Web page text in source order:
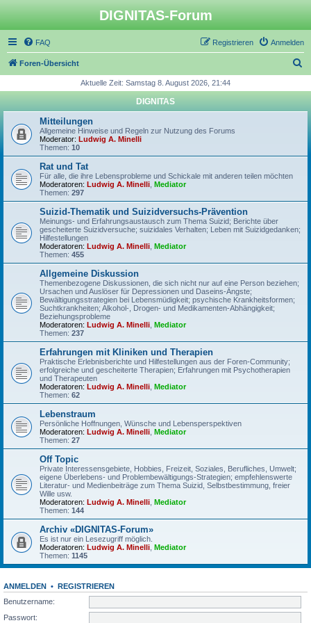
DIGNITAS-Forum
FAQ Anmelden
Registrieren
Foren-Übersicht
h
Aktuelle Zeit: Samstag 8. August 2026, 21:44
DIGNITAS
Mitteilungen
Allgemeine Hinweise und Regeln zur Nutzung des Forums
Moderator: Ludwig A. Minelli
Themen: 10
Rat und Tat
Für alle, die ihre Lebensprobleme und Schickale mit anderen teilen möchten
Moderatoren: Ludwig A. Minelli Mediator
Themen: 297
Suizid-Thematik und Suizidversuchs-Prävention
Meinungs- und Erfahrungsaustausch zum Thema Suizid; Berichte über
gescheiterte Suizidversuche; suizidales Verhalten; Leben mit Suizidgedanken;
Hilfestellungen
Moderatoren: Ludwig A. Minelli Mediator
Themen: 455
Allgemeine Diskussion
Themenbezogene Diskussionen, die sich nicht nur auf eine Person beziehen;
Ursachen und Auslöser für Depressionen und Daseins-Ängste;
Bewältigungsstrategien bei Lebensmüdigkeit; psychische Krankheitsformen;
Suchtkrankheiten; Alkohol-, Drogen- und Medikamenten-Abhängigkeit;
Beziehungsprobleme
Moderatoren: Ludwig A. Minelli Mediator
Themen: 237
Erfahrungen mit Kliniken und Therapien
Praktische Erlebnisberichte und Hilfestellungen aus der Foren-Community;
erfolgreiche und gescheiterte Therapien; Erfahrungen mit Psychotherapien
und Therapeuten
Moderatoren: Ludwig A. Minelli Mediator
Themen: 62
Lebenstraum
Persönliche Hoffnungen, Wünsche und Lebensperspektiven
Moderatoren: Ludwig A. Minelli Mediator
Themen: 27
Off Topic
Private Interessensgebiete, Hobbies, Freizeit, Soziales, Berufliches, Umwelt;
eigene Überlebens- und Problembewältigungs-Strategien; empfehlenswerte
Literatur- und Medienbeiträge zum Thema Suizid, Selbstbestimmung, freier
Wille usw.
Moderatoren: Ludwig A. Minelli Mediator
Themen: 144
Archiv «DIGNITAS-Forum»
Es ist nur ein Lesezugriff möglich.
Moderatoren: Ludwig A. Minelli Mediator
Themen: 1145
ANMELDEN • REGISTRIEREN
Benutzername:
Passwort: